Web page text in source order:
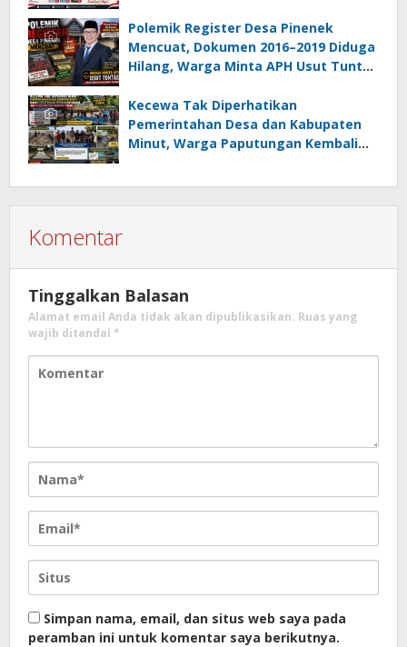
Polemik Register Desa Pinenek
Mencuat, Dokumen 2016–2019 Diduga
Hilang, Warga Minta APH Usut Tuntas
Kumtua HK
Kecewa Tak Diperhatikan
Pemerintahan Desa dan Kabupaten
Minut, Warga Paputungan Kembali
Komentar
Tinggalkan Balasan
Alamat email Anda tidak akan dipublikasikan. Ruas yang
wajib ditandai *
Simpan nama, email, dan situs web saya pada
peramban ini untuk komentar saya berikutnya.